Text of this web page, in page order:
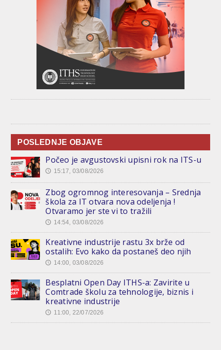
POSLEDNJE OBJAVE
Počeo je avgustovski upisni rok na ITS-u
🕔 15:17, 03/08/2026
Zbog ogromnog interesovanja – Srednja
škola za IT otvara nova odeljenja !
Otvaramo jer ste vi to tražili
🕔 14:54, 03/08/2026
Kreativne industrije rastu 3x brže od
ostalih: Evo kako da postaneš deo njih
🕔 14:00, 03/08/2026
Besplatni Open Day ITHS-a: Zavirite u
Comtrade školu za tehnologije, biznis i
kreativne industrije
🕔 11:00, 22/07/2026